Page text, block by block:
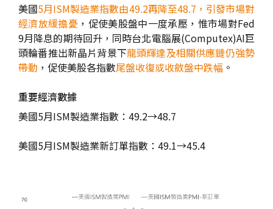
美國5月ISM製造業指數由49.2再降至48.7，引發市場對
經濟放緩擔憂 ，促使美股盤中一度承壓，惟市場對Fed
9月降息的期待回升，同時台北電腦展(Computex)AI巨
頭輪番推出新晶片背景下龍頭輝達及相關供應鏈仍強勢
帶動 ，促使美股各指數尾盤收復或收斂盤中跌幅 。
重要經濟數據
美國5月ISM製造業指數：49.2→48.7
美國5月ISM製造業新訂單指數：49.1→45.4